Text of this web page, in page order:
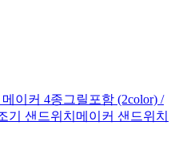
이커 4종그릴포함 (2color) /
기 샌드위치메이커 샌드위치